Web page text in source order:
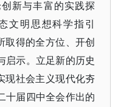
新与丰富的实践探
文明思想科学指引
取得的全方位、开创
启示。立足新的历史
现社会主义现代化夯
十届四中全会作出的